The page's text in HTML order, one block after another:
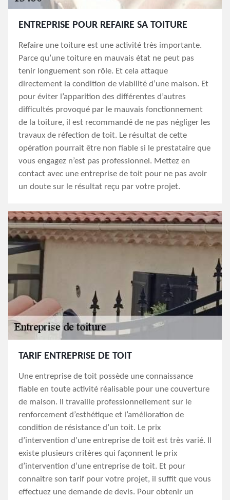
ENTREPRISE POUR REFAIRE SA TOITURE
Refaire une toiture est une activité très importante.
Parce qu’une toiture en mauvais état ne peut pas
tenir longuement son rôle. Et cela attaque
directement la condition de viabilité d’une maison. Et
pour éviter l’apparition des différentes d’autres
difficultés provoqué par le mauvais fonctionnement
de la toiture, il est recommandé de ne pas négliger les
travaux de réfection de toit. Le résultat de cette
opération pourrait être non fiable si le prestataire que
vous engagez n’est pas professionnel. Mettez en
contact avec une entreprise de toit pour ne pas avoir
un doute sur le résultat reçu par votre projet.
TARIF ENTREPRISE DE TOIT
Une entreprise de toit possède une connaissance
fiable en toute activité réalisable pour une couverture
de maison. Il travaille professionnellement sur le
renforcement d’esthétique et l’amélioration de
condition de résistance d’un toit. Le prix
d’intervention d’une entreprise de toit est très varié. Il
existe plusieurs critères qui façonnent le prix
d’intervention d’une entreprise de toit. Et pour
connaitre son tarif pour votre projet, il suffit que vous
effectuez une demande de devis. Pour obtenir un